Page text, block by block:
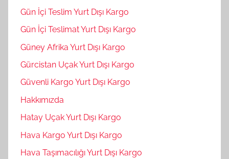
Gün İçi Teslim Yurt Dışı Kargo
Gün İçi Teslimat Yurt Dışı Kargo
Güney Afrika Yurt Dışı Kargo
Gürcistan Uçak Yurt Dışı Kargo
Güvenli Kargo Yurt Dışı Kargo
Hakkımızda
Hatay Uçak Yurt Dışı Kargo
Hava Kargo Yurt Dışı Kargo
Hava Taşımacılığı Yurt Dışı Kargo